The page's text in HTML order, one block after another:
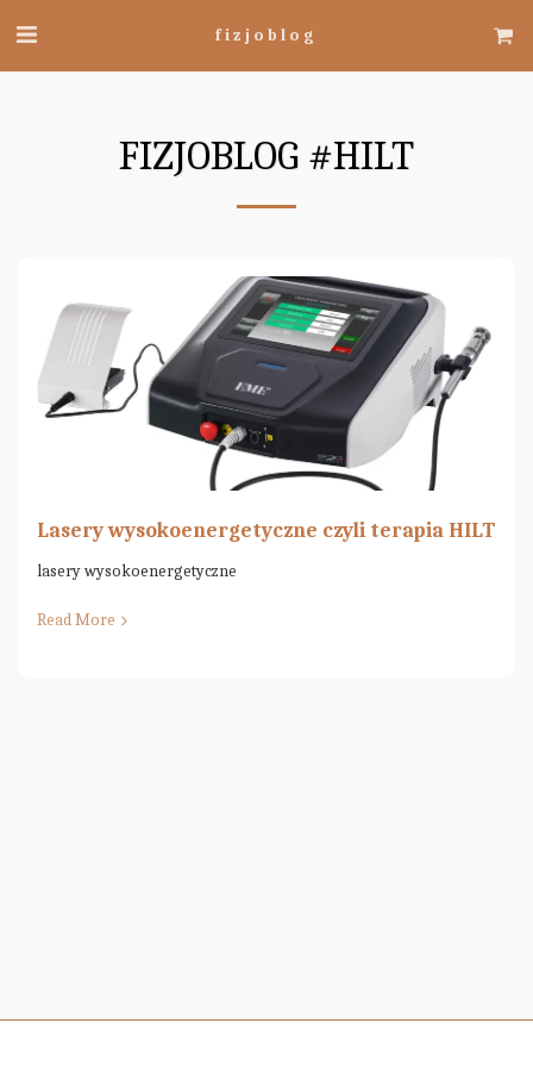
fizjoblog
FIZJOBLOG #HILT
Lasery wysokoenergetyczne czyli terapia HILT
lasery wysokoenergetyczne
Read More